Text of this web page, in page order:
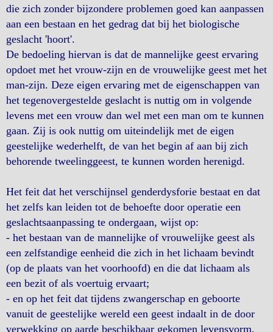
die zich zonder bijzondere problemen goed kan aanpassen
aan een bestaan en het gedrag dat bij het biologische
geslacht 'hoort'.
De bedoeling hiervan is dat de mannelijke geest ervaring
opdoet met het vrouw-zijn en de vrouwelijke geest met het
man-zijn. Deze eigen ervaring met de eigenschappen van
het tegenovergestelde geslacht is nuttig om in volgende
levens met een vrouw dan wel met een man om te kunnen
gaan. Zij is ook nuttig om uiteindelijk met de eigen
geestelijke wederhelft, de van het begin af aan bij zich
behorende tweelinggeest, te kunnen worden herenigd.
Het feit dat het verschijnsel genderdysforie bestaat en dat
het zelfs kan leiden tot de behoefte door operatie een
geslachtsaanpassing te ondergaan, wijst op:
- het bestaan van de mannelijke of vrouwelijke geest als
een zelfstandige eenheid die zich in het lichaam bevindt
(op de plaats van het voorhoofd) en die dat lichaam als
een bezit of als voertuig ervaart;
- en op het feit dat tijdens zwangerschap en geboorte
vanuit de geestelijke wereld een geest indaalt in de door
verwekking op aarde beschikbaar gekomen levensvorm,